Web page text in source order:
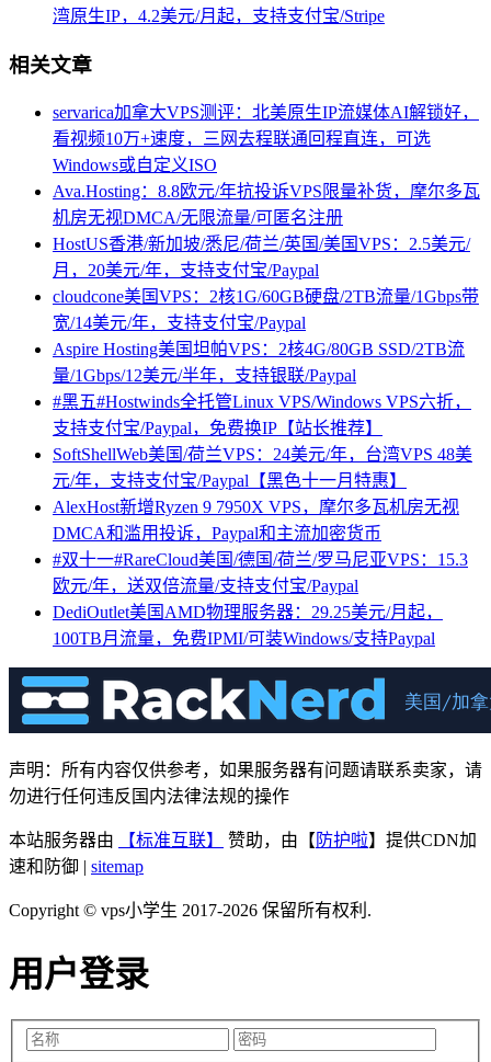
湾原生IP，4.2美元/月起，支持支付宝/Stripe
相关文章
servarica加拿大VPS测评：北美原生IP流媒体AI解锁好，
看视频10万+速度，三网去程联通回程直连，可选
Windows或自定义ISO
Ava.Hosting：8.8欧元/年抗投诉VPS限量补货，摩尔多瓦
机房无视DMCA/无限流量/可匿名注册
HostUS香港/新加坡/悉尼/荷兰/英国/美国VPS：2.5美元/
月，20美元/年，支持支付宝/Paypal
cloudcone美国VPS：2核1G/60GB硬盘/2TB流量/1Gbps带
宽/14美元/年，支持支付宝/Paypal
Aspire Hosting美国坦帕VPS：2核4G/80GB SSD/2TB流
量/1Gbps/12美元/半年，支持银联/Paypal
#黑五#Hostwinds全托管Linux VPS/Windows VPS六折，
支持支付宝/Paypal，免费换IP【站长推荐】
SoftShellWeb美国/荷兰VPS：24美元/年，台湾VPS 48美
元/年，支持支付宝/Paypal【黑色十一月特惠】
AlexHost新增Ryzen 9 7950X VPS，摩尔多瓦机房无视
DMCA和滥用投诉，Paypal和主流加密货币
#双十一#RareCloud美国/德国/荷兰/罗马尼亚VPS：15.3
欧元/年，送双倍流量/支持支付宝/Paypal
DediOutlet美国AMD物理服务器：29.25美元/月起，
100TB月流量，免费IPMI/可装Windows/支持Paypal
声明：所有内容仅供参考，如果服务器有问题请联系卖家，请
勿进行任何违反国内法律法规的操作
本站服务器由 【标准互联】 赞助，由【 防护啦】提供CDN加
速和防御 | sitemap
Copyright © vps小学生 2017-2026 保留所有权利.
用户登录